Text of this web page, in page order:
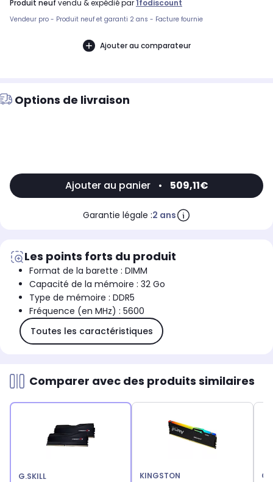
produit neuf vendu & expédié par1fodiscount
Vendeur pro - Produit neuf et garanti 2 ans - Facture fournie
Ajouter au comparateur
Options de livraison
Ajouter au panier • 509,11€
Garantie légale :2 ans
Les points forts du produit
Format de la barette : DIMM
Capacité de la mémoire : 32 Go
Type de mémoire : DDR5
Fréquence (en MHz) : 5600
Toutes les caractéristiques
Comparer avec des produits similaires
G.SKILL KINGSTON